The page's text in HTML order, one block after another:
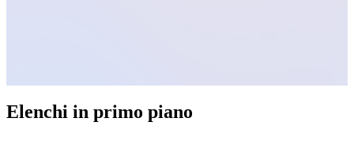
Elenchi in primo piano